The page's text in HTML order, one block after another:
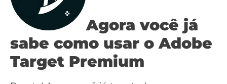
Agora você já
sabe como usar o Adobe
Target Premium